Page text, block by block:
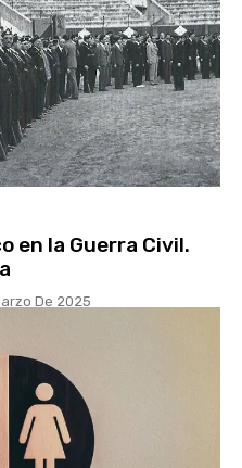
en la Guerra Civil.
De 2025